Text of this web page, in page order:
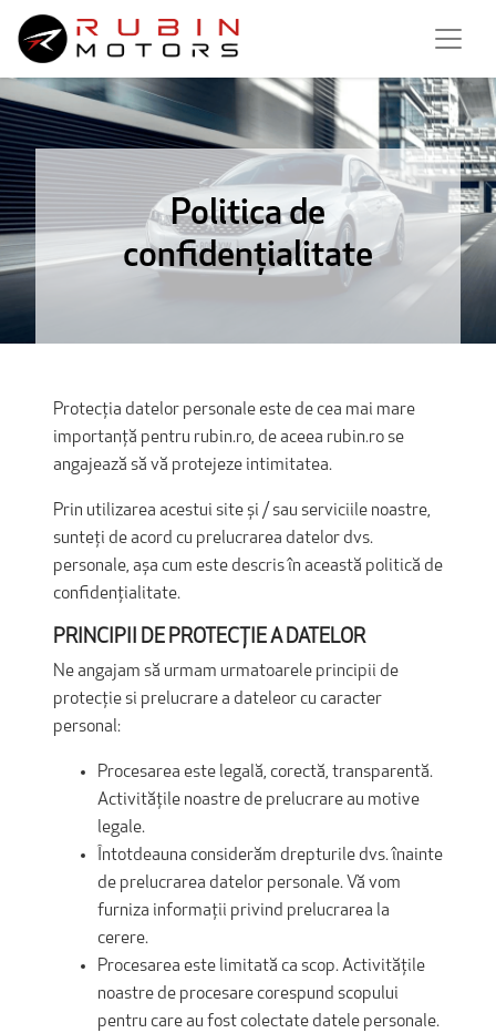
Politica de
confidențialitate
Protecția datelor personale este de cea mai mare
importanță pentru rubin.ro, de aceea rubin.ro se
angajează să vă protejeze intimitatea.
Prin utilizarea acestui site și / sau serviciile noastre,
sunteți de acord cu prelucrarea datelor dvs.
personale, așa cum este descris în această politică de
confidențialitate.
PRINCIPII DE PROTECŢIE A DATELOR
Ne angajam să urmam urmatoarele principii de
protecţie si prelucrare a dateleor cu caracter
personal:
Procesarea este legală, corectă, transparentă.
Activitățile noastre de prelucrare au motive
legale.
Întotdeauna considerăm drepturile dvs. înainte
de prelucrarea datelor personale. Vă vom
furniza informații privind prelucrarea la
cerere.
Procesarea este limitată ca scop. Activitățile
noastre de procesare corespund scopului
pentru care au fost colectate datele personale.